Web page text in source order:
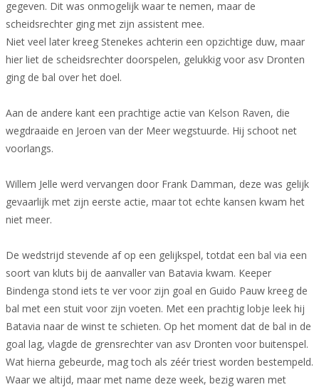
gegeven. Dit was onmogelijk waar te nemen, maar de
scheidsrechter ging met zijn assistent mee.
Niet veel later kreeg Stenekes achterin een opzichtige duw, maar
hier liet de scheidsrechter doorspelen, gelukkig voor asv Dronten
ging de bal over het doel.
Aan de andere kant een prachtige actie van Kelson Raven, die
wegdraaide en Jeroen van der Meer wegstuurde. Hij schoot net
voorlangs.
Willem Jelle werd vervangen door Frank Damman, deze was gelijk
gevaarlijk met zijn eerste actie, maar tot echte kansen kwam het
niet meer.
De wedstrijd stevende af op een gelijkspel, totdat een bal via een
soort van kluts bij de aanvaller van Batavia kwam. Keeper
Bindenga stond iets te ver voor zijn goal en Guido Pauw kreeg de
bal met een stuit voor zijn voeten. Met een prachtig lobje leek hij
Batavia naar de winst te schieten. Op het moment dat de bal in de
goal lag, vlagde de grensrechter van asv Dronten voor buitenspel.
Wat hierna gebeurde, mag toch als zéér triest worden bestempeld.
Waar we altijd, maar met name deze week, bezig waren met